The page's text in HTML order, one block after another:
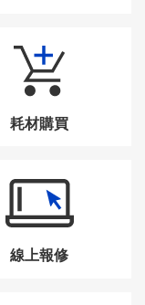
耗材購買
線上報修